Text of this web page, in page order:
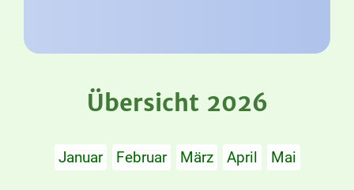
Übersicht 2026
Januar Februar März April Mai